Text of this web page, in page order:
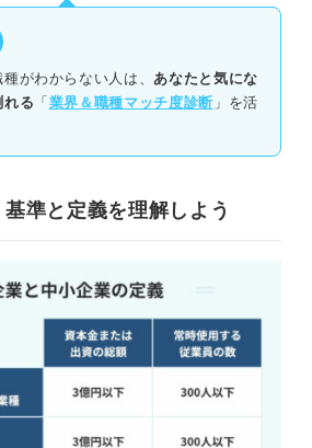
がわからない人は、 あなたと気にな
れる 「 業界＆職種マッチ度診断 」を活
準と定義を理解しよう
境が異なる
業務範囲が限られがち
定義を正しく理解して幅広く企業を研